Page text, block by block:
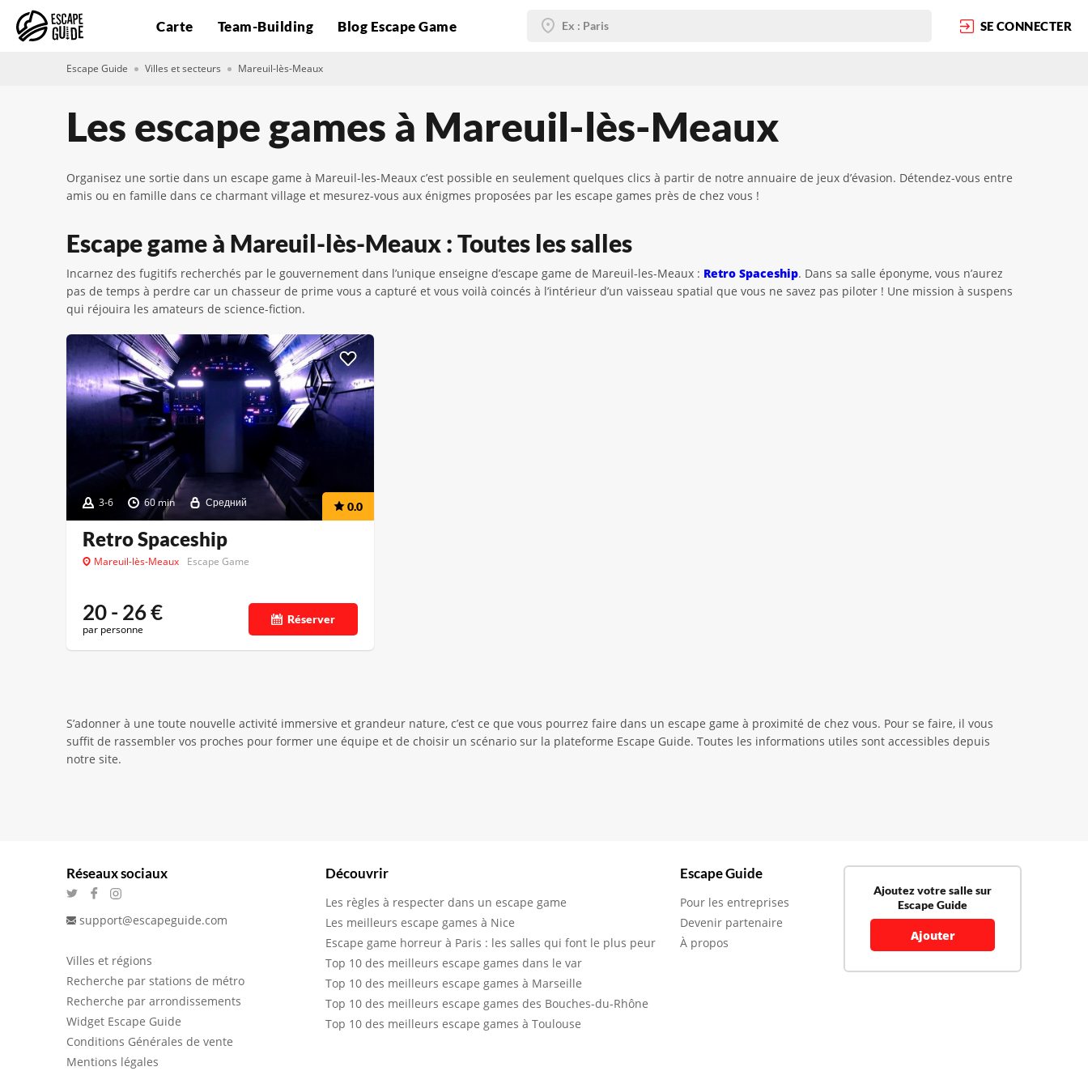
Carte Team-Building Blog Escape Game SE CONNECTER
Escape Guide Villes et secteurs Mareuil-lès-Meaux
Les escape games à Mareuil-lès-Meaux
Organisez une sortie dans un escape game à Mareuil-les-Meaux c’est possible en seulement quelques clics à partir de notre annuaire de jeux d’évasion. Détendez-vous entre
amis ou en famille dans ce charmant village et mesurez-vous aux énigmes proposées par les escape games près de chez vous !
Escape game à Mareuil-lès-Meaux : Toutes les salles
Incarnez des fugitifs recherchés par le gouvernement dans l’unique enseigne d’escape game de Mareuil-les-Meaux : Retro Spaceship. Dans sa salle éponyme, vous n’aurez
pas de temps à perdre car un chasseur de prime vous a capturé et vous voilà coincés à l’intérieur d’un vaisseau spatial que vous ne savez pas piloter ! Une mission à suspens
qui réjouira les amateurs de science-fiction.
3-6 60 min Средний 0.0
Retro Spaceship
Mareuil-lès-Meaux Escape Game
20 - 26€
par personne
Réserver
S’adonner à une toute nouvelle activité immersive et grandeur nature, c’est ce que vous pourrez faire dans un escape game à proximité de chez vous. Pour se faire, il vous
suffit de rassembler vos proches pour former une équipe et de choisir un scénario sur la plateforme Escape Guide. Toutes les informations utiles sont accessibles depuis
notre site.
Réseaux sociaux
support@escapeguide.com
Villes et régions
Recherche par stations de métro
Recherche par arrondissements
Widget Escape Guide
Conditions Générales de vente
Mentions légales
Découvrir
Les règles à respecter dans un escape game
Les meilleurs escape games à Nice
Escape game horreur à Paris : les salles qui font le plus peur
Top 10 des meilleurs escape games dans le var
Top 10 des meilleurs escape games à Marseille
Top 10 des meilleurs escape games des Bouches-du-Rhône
Top 10 des meilleurs escape games à Toulouse
Escape Guide
Pour les entreprises
Devenir partenaire
À propos
Ajoutez votre salle sur
Escape Guide
Ajouter